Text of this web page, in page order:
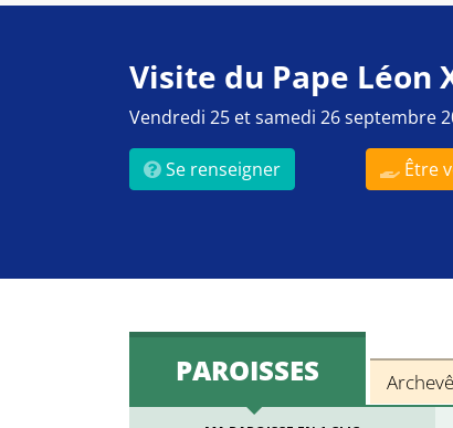
Visite du Pape Léon
Vendredi 25 et samedi 26 septembre
Se renseigner Être
PAROISSES